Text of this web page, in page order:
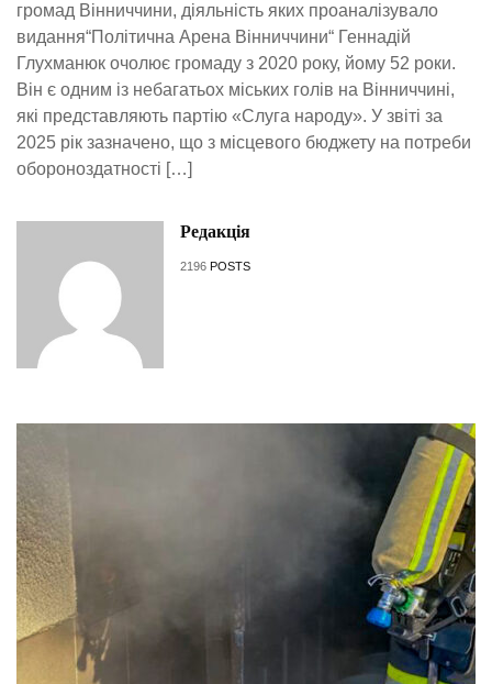
громад Вінниччини, діяльність яких проаналізувало
видання“Політична Арена Вінниччини“ Геннадій
Глухманюк очолює громаду з 2020 року, йому 52 роки.
Він є одним із небагатьох міських голів на Вінниччині,
які представляють партію «Слуга народу». У звіті за
2025 рік зазначено, що з місцевого бюджету на потреби
обороноздатності […]
Редакція
2196 POSTS